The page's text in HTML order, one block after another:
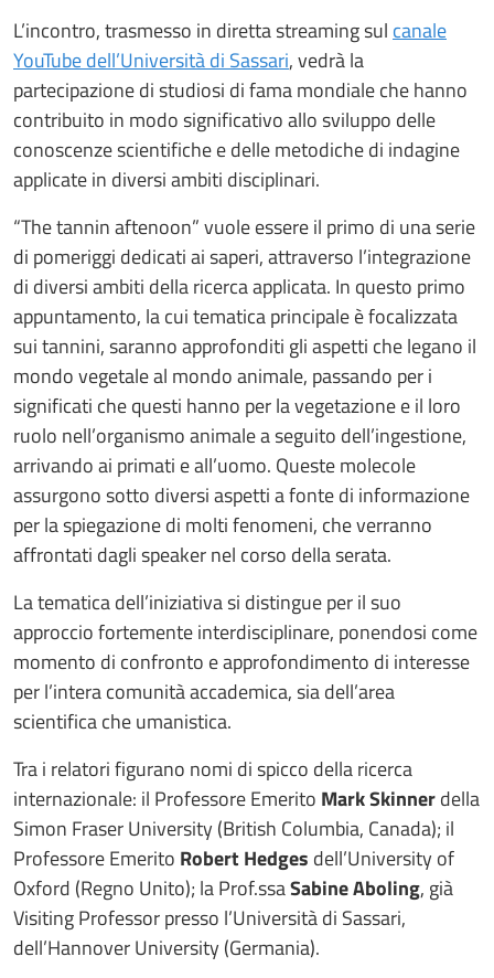
L’incontro, trasmesso in diretta streaming sul canale
YouTube dell’Università di Sassari, vedrà la
partecipazione di studiosi di fama mondiale che hanno
contribuito in modo significativo allo sviluppo delle
conoscenze scientifiche e delle metodiche di indagine
applicate in diversi ambiti disciplinari.
“The tannin aftenoon” vuole essere il primo di una serie
di pomeriggi dedicati ai saperi, attraverso l’integrazione
di diversi ambiti della ricerca applicata. In questo primo
appuntamento, la cui tematica principale è focalizzata
sui tannini, saranno approfonditi gli aspetti che legano il
mondo vegetale al mondo animale, passando per i
significati che questi hanno per la vegetazione e il loro
ruolo nell’organismo animale a seguito dell’ingestione,
arrivando ai primati e all’uomo. Queste molecole
assurgono sotto diversi aspetti a fonte di informazione
per la spiegazione di molti fenomeni, che verranno
affrontati dagli speaker nel corso della serata.
La tematica dell’iniziativa si distingue per il suo
approccio fortemente interdisciplinare, ponendosi come
momento di confronto e approfondimento di interesse
per l’intera comunità accademica, sia dell’area
scientifica che umanistica.
Tra i relatori figurano nomi di spicco della ricerca
internazionale: il Professore Emerito Mark Skinnerdella
Simon Fraser University (British Columbia, Canada); il
Professore Emerito Robert Hedges dell’University of
Oxford (Regno Unito); la Prof.ssaSabine Aboling, già
Visiting Professor presso l’Università di Sassari,
dell’Hannover University (Germania).